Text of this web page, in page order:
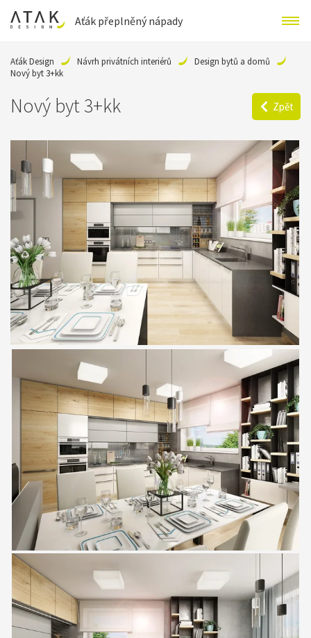
Aťák přeplněný nápady
Aťák Design Návrh privátních interiérů
Design bytů a domů
Nový byt 3+kk
Nový byt 3+kk Zpět